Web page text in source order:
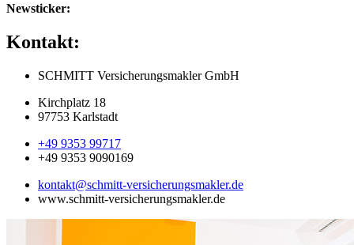
Newsticker:
Kontakt:
SCHMITT Versicherungsmakler GmbH
Kirchplatz 18
97753 Karlstadt
+49 9353 99717
+49 9353 9090169
kontakt@schmitt-versicherungsmakler.de
www.schmitt-versicherungsmakler.de